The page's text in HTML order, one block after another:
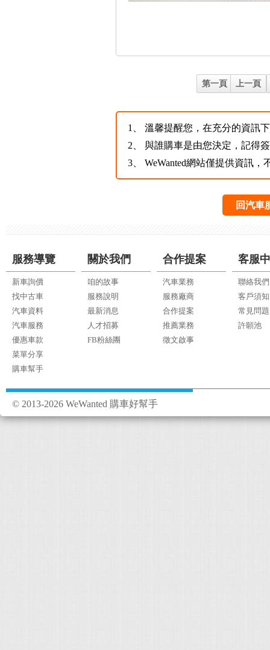
第一頁 上一頁
1、
溫馨提醒您，在充分的資訊
2、
與誰購車是由您決定，記得
3、
WeWanted網站僅提供資訊
回汽車
服務導覽
新車詢價
找中古車
汽車資料
汽車服務
優惠車款
菜單分享
購車幫手
關於我們
咱的故事
服務說明
最新消息
人才招募
FB粉絲團
合作提案
汽車業務
服務廠商
合作提案
推薦業務
徵文啟事
客服
聯絡我們
客戶須知
常見問題
許願池
© 2013-2026 WeWanted 購車好幫手